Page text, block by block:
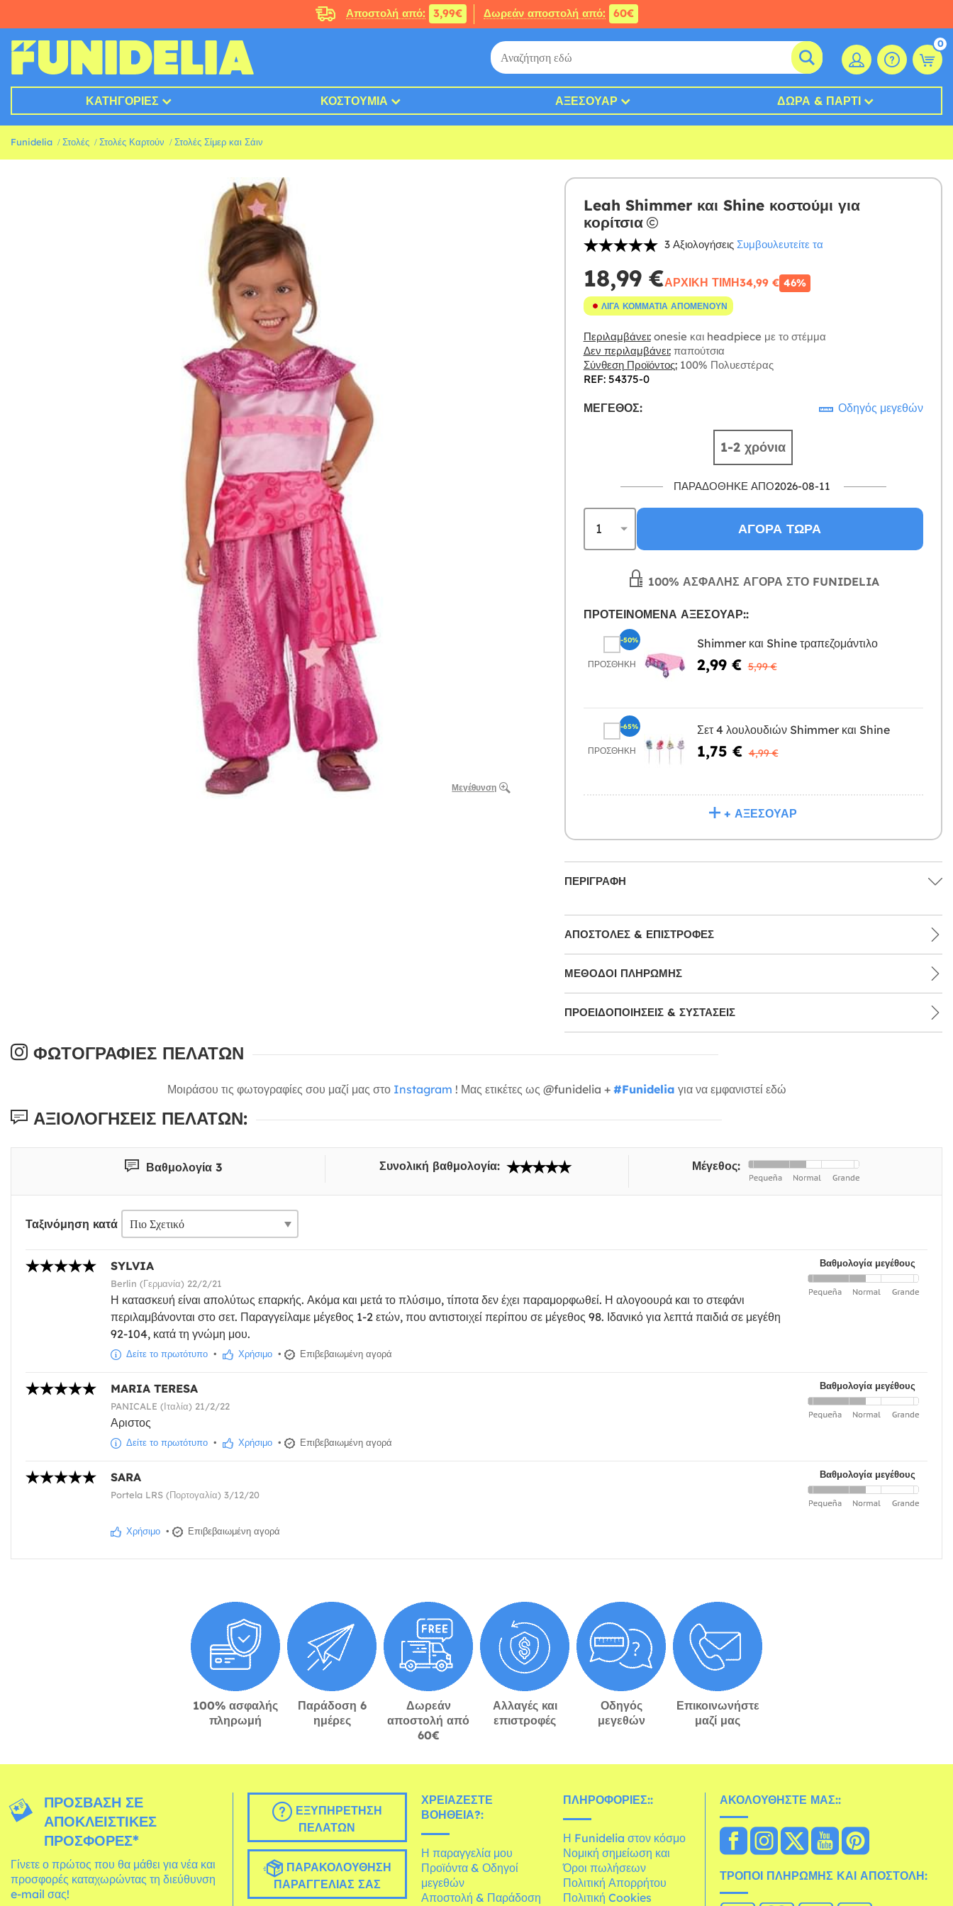
Αποστολή από: 3,99€ Δωρεάν αποστολή από: 60€
0
ΚΑΤΗΓΟΡΊΕΣ ΚΟΣΤΟΎΜΙΑ ΑΞΕΣΟΥΆΡ ΔΏΡΑ & ΠΆΡΤΙ
Funidelia Στολές Στολές Καρτούν Στολές Σίμερ και Σάιν
Μεγέθυνση
Leah Shimmer και Shine κοστούμι για
κορίτσια
3 Αξιολογήσεις Συμβουλευτείτε τα
18,99 €ΑΡΧΙΚΉ ΤΙΜΉ34,99 € 46%
ΛΊΓΑ ΚΟΜΜΆΤΙΑ ΑΠΟΜΈΝΟΥΝ
Περιλαμβάνει:onesie και headpiece με το στέμμα
Δεν περιλαμβάνει:παπούτσια
Σύνθεση Προϊόντος:100% Πολυεστέρας
REF: 54375-0
ΜΈΓΕΘΟΣ: Οδηγός μεγεθών
1-2 χρόνια
ΠΑΡΑΔΌΘΗΚΕ ΑΠΌ2026-08-11
ΑΓΟΡΆ ΤΏΡΑ
100% ΑΣΦΑΛΉΣ ΑΓΟΡΆ ΣΤΟ FUNIDELIA
ΠΡΟΤΕΙΝΌΜΕΝΑ ΑΞΕΣΟΥΆΡ::
ΠΡΟΣΘΉΚΗ
Shimmer και Shine τραπεζομάντιλο
2,99 € 5,99 €
-50%
ΠΡΟΣΘΉΚΗ
Σετ 4 λουλουδιών Shimmer και Shine
1,75 € 4,99 €
-65%
+ ΑΞΕΣΟΥΆΡ
ΠΕΡΙΓΡΑΦΉ
ΑΠΟΣΤΟΛΈΣ & ΕΠΙΣΤΡΟΦΈΣ
ΜΕΘΌΔΟΙ ΠΛΗΡΩΜΉΣ
ΠΡΟΕΙΔΟΠΟΙΉΣΕΙΣ & ΣΥΣΤΆΣΕΙΣ
ΦΩΤΟΓΡΑΦΊΕΣ ΠΕΛΑΤΏΝ
Μοιράσου τις φωτογραφίες σου μαζί μας στο Instagram ! Μας ετικέτες ως @funidelia + #Funidelia για να εμφανιστεί εδώ
ΑΞΙΟΛΟΓΉΣΕΙΣ ΠΕΛΑΤΏΝ:
Βαθμολογία 3 Συνολική βαθμολογία: Μέγεθος:
Ταξινόμηση κατά
Βαθμολογία μεγέθους
SYLVIA
Berlin (Γερμανία) 22/2/21
Η κατασκευή είναι απολύτως επαρκής. Ακόμα και μετά το πλύσιμο, τίποτα δεν έχει παραμορφωθεί. Η αλογοουρά και το στεφάνι
περιλαμβάνονται στο σετ. Παραγγείλαμε μέγεθος 1-2 ετών, που αντιστοιχεί περίπου σε μέγεθος 98. Ιδανικό για λεπτά παιδιά σε μεγέθη
92-104, κατά τη γνώμη μου.
Δείτε το πρωτότυπο • Χρήσιμο • Επιβεβαιωμένη αγορά
Βαθμολογία μεγέθους
MARIA TERESA
PANICALE (Ιταλία) 21/2/22
Αριστος
Δείτε το πρωτότυπο • Χρήσιμο • Επιβεβαιωμένη αγορά
Βαθμολογία μεγέθους
SARA
Portela LRS (Πορτογαλία) 3/12/20
Χρήσιμο • Επιβεβαιωμένη αγορά
100% ασφαλής
πληρωμή
Παράδοση 6
ημέρες
Δωρεάν
αποστολή από
60€
Αλλαγές και
επιστροφές
Οδηγός
μεγεθών
Επικοινωνήστε
μαζί μας
ΠΡΌΣΒΑΣΗ ΣΕ
ΑΠΟΚΛΕΙΣΤΙΚΈΣ
ΠΡΟΣΦΟΡΈΣ*
Γίνετε ο πρώτος που θα μάθει για νέα και
προσφορές καταχωρώντας τη διεύθυνση
e-mail σας!
ΕΞΥΠΗΡΈΤΗΣΗ
ΠΕΛΑΤΏΝ
ΠΑΡΑΚΟΛΟΎΘΗΣΗ
ΠΑΡΑΓΓΕΛΊΑΣ ΣΑΣ
ΧΡΕΙΆΖΕΣΤΕ
ΒΟΉΘΕΙΑ?:
Η παραγγελία μου
Προϊόντα & Οδηγοί
μεγεθών
Αποστολή & Παράδοση
ΠΛΗΡΟΦΟΡΊΕΣ::
Η Funidelia στον κόσμο
Νομική σημείωση και
Όροι πωλήσεων
Πολιτική Απορρήτου
Πολιτική Cookies
ΑΚΟΛΟΥΘΉΣΤΕ ΜΑΣ::
ΤΡΌΠΟΙ ΠΛΗΡΩΜΉΣ ΚΑΙ ΑΠΟΣΤΟΛΉ: